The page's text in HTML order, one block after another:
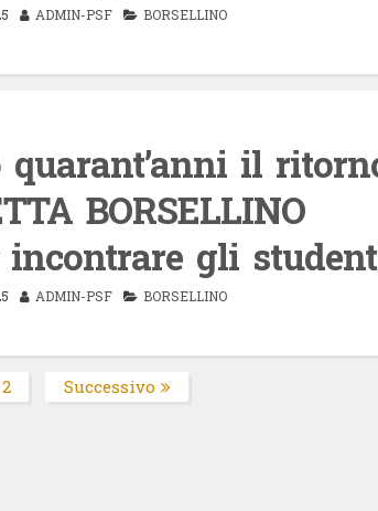
ADMIN-PSF BORSELLINO
quarant’anni il
BORSELLINO
incontrare gli
ADMIN-PSF BORSELLINO
Pagina
2 Successivo